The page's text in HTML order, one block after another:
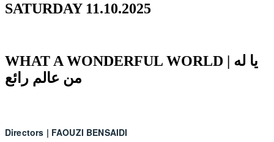
SATURDAY 11.10.2025
WHAT A WONDERFUL WORLD | يا له
من عالم رائع
Directors | FAOUZI BENSAIDI